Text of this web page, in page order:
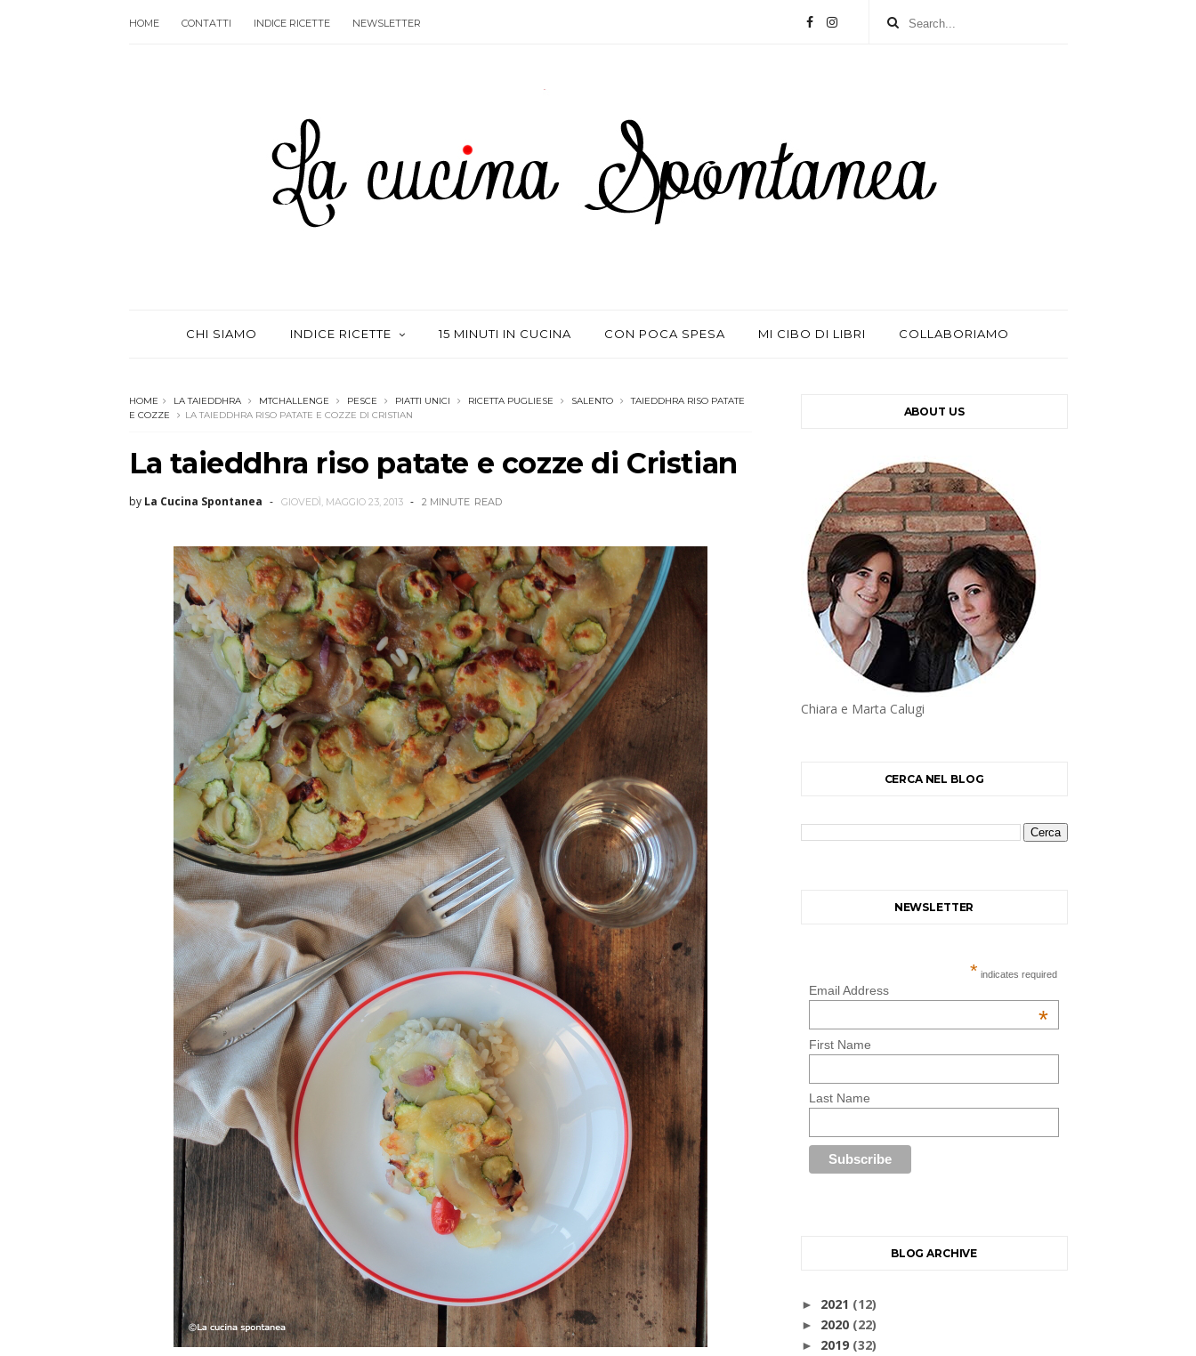
HOME CONTATTI INDICE RICETTE NEWSLETTER
CHI SIAMO INDICE RICETTE 15 MINUTI IN CUCINA CON POCA SPESA MI CIBO DI LIBRI COLLABORIAMO
HOME LA TAIEDDHRA MTCHALLENGE PESCE PIATTI UNICI RICETTA PUGLIESE SALENTO
TAIEDDHRA RISO PATATE
E COZZE
LA TAIEDDHRA RISO PATATE E COZZE DI CRISTIAN
La taieddhra riso patate e cozze di Cristian
by La Cucina Spontanea GIOVEDÌ, MAGGIO 23, 2013 2 MINUTE READ
ABOUT US
Chiara e Marta Calugi
CERCA NEL BLOG
NEWSLETTER
* indicates required
Email Address
*
First Name
Last Name
BLOG ARCHIVE
► 2021 (12)
► 2020 (22)
► 2019 (32)